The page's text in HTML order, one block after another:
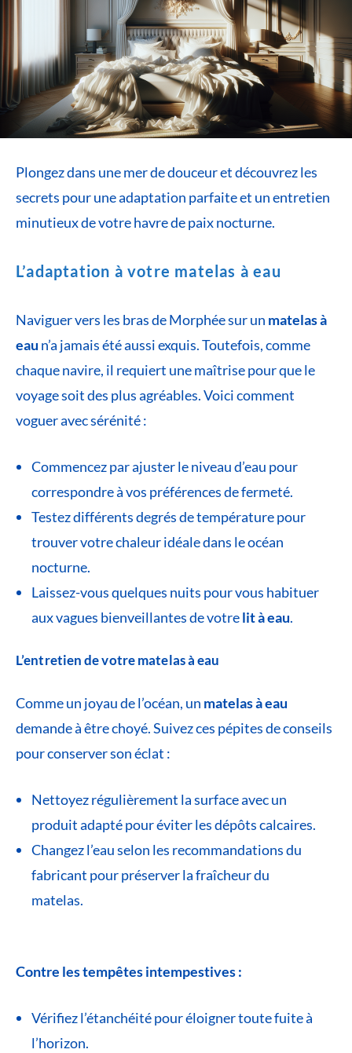
Plongez dans une mer de douceur et découvrez les
secrets pour une adaptation parfaite et un entretien
minutieux de votre havre de paix nocturne.
L’adaptation à votre matelas à eau
Naviguer vers les bras de Morphée sur un matelas à
eau n’a jamais été aussi exquis. Toutefois, comme
chaque navire, il requiert une maîtrise pour que le
voyage soit des plus agréables. Voici comment
voguer avec sérénité :
Commencez par ajuster le niveau d’eau pour
correspondre à vos préférences de fermeté.
Testez différents degrés de température pour
trouver votre chaleur idéale dans le océan
nocturne.
Laissez-vous quelques nuits pour vous habituer
aux vagues bienveillantes de votrelit à eau.
L’entretien de votre matelas à eau
Comme un joyau de l’océan, un matelas à eau
demande à être choyé. Suivez ces pépites de conseils
pour conserver son éclat :
Nettoyez régulièrement la surface avec un
produit adapté pour éviter les dépôts calcaires.
Changez l’eau selon les recommandations du
fabricant pour préserver la fraîcheur du
matelas.
Contre les tempêtes intempestives :
Vérifiez l’étanchéité pour éloigner toute fuite à
l’horizon.